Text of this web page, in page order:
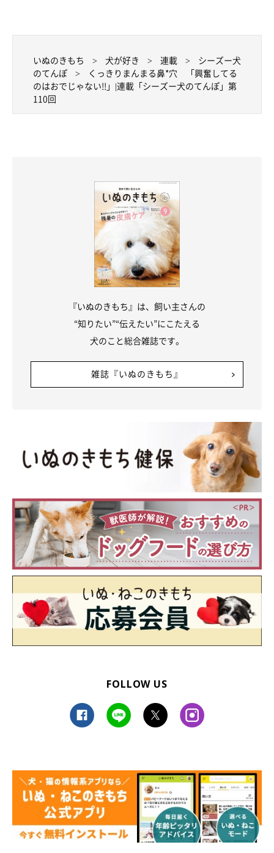
いぬのきもち 犬が好き 連載
シーズー犬
のてんぽ
くっきりまんまる鼻*穴 「興奮してる
のはおでじゃない!!」|連載「シーズー犬のてんぽ」第
110回
『いぬのきもち』は、飼い主さんの
“知りたい”“伝えたい”にこたえる
犬のこと総合雑誌です。
雑誌『いぬのきもち』
FOLLOW US